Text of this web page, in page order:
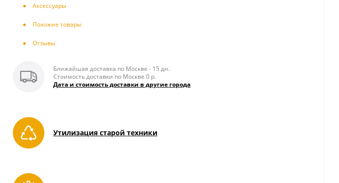
Аксесcуары
Похожие товары
Отзывы
Ближайшая доставка по Москве - 15 дн.
Стоимость доставки по Москве 0 р.
Дата и стоимость доставки в другие города
Утилизация старой техники